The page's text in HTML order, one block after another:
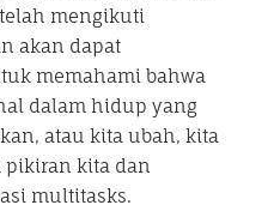
mengikuti
akan dapat
memahami bahwa
dalam hidup yang
atau kita ubah, kita
pikiran kita dan
multitasks.